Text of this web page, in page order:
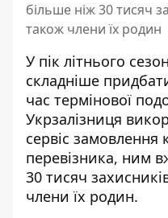
більше ніж 30 тисяч
також члени їх родин
У пік літнього
складніше
час термінової
Укрзалізниця
сервіс замовлення
перевізника, ним
30 тисяч
члени їх родин.